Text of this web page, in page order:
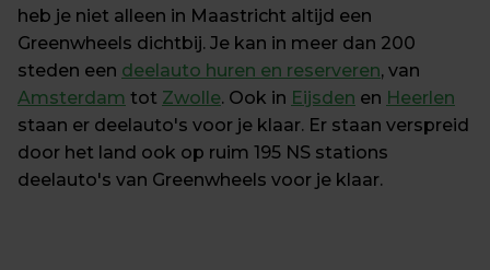
heb je niet alleen in Maastricht altijd een
Greenwheels dichtbij. Je kan in meer dan 200
steden een deelauto huren en reserveren
Amsterdam tot Zwolle. Ook in Eijsden en Heerlen
staan er deelauto's voor je klaar. Er staan verspreid
door het land ook op ruim 195 NS stations
deelauto's van Greenwheels voor je klaar.